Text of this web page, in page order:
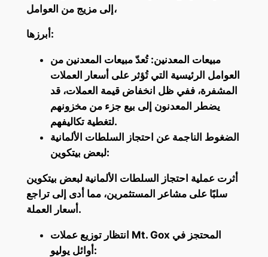
إلى مزيج من العوامل،
أبرزها:
مبيعات المعدنين: تُعدّ مبيعات المعدنين من
العوامل الرئيسية التي تُؤثر على أسعار العملات
المشفرة، ففي ظل انخفاض قيمة العملات، قد
يضطر المعدنون إلى بيع جزء من مخزونهم
لتغطية تكاليفهم.
الضغوط الناجمة عن احتجاز السلطات الألمانية
لبعض بيتكوين:
أثرت عملية احتجاز السلطات الألمانية لبعض بيتكوين
سلبًا على مشاعر المستثمرين، مما أدى إلى تراجع
أسعار العملة.
انتظار توزيع عملات Mt. Gox المحتجز في
أوائل يوليو: